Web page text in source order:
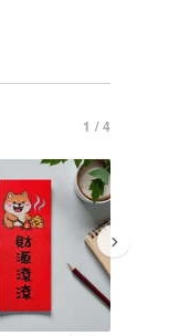
1 / 4